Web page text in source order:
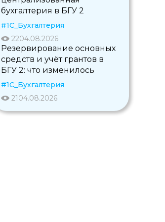
бухгалтерия в БГУ 2
#1С_Бухгалтерия
2204.08.2026
Резервирование основных
средств и учёт грантов в
БГУ 2: что изменилось
#1С_Бухгалтерия
21 04.08.2026